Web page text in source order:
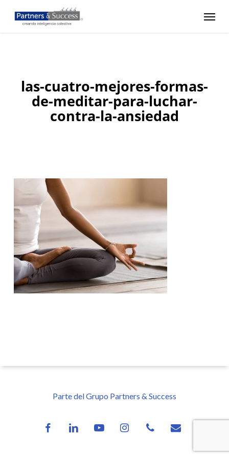
main
Menu
las-cuatro-mejores-formas-
de-meditar-para-luchar-
contra-la-ansiedad
Parte del Grupo Partners & Success
facebooklinkedin youtube instagramphone email